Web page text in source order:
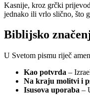
Kasnije, kroz grčki
jednako ili vrlo slično, što
Biblijsko
U Svetom pismu riječ
Kao potvrda –
Na kraju molitvi i
Isusova uporaba –